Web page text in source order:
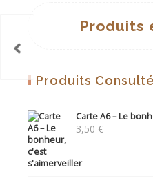
Produits
Produits
Carte A6 – Le
3,50 €